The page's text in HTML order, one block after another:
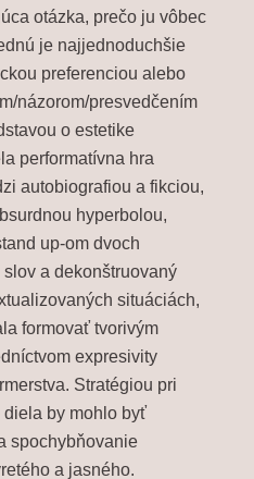
otázka, prečo ju vôbec
je najjednoduchšie
preferenciou alebo
názorom/presvedčením
o estetike
performatívna hra
autobiografiou a fikciou,
hyperbolou,
up-om dvoch
a dekonštruovaný
situáciách,
formovať tvorivým
expresivity
Stratégiou pri
by mohlo byť
spochybňovanie
a jasného.